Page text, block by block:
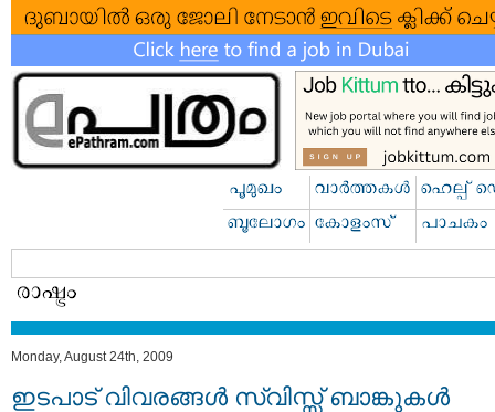
Monday, August 24th, 2009
ഇടപാട് വിവരങ്ങള്‍ സ്വിസ്സ് ബാങ്കുകള്‍